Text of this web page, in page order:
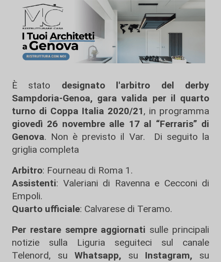
È stato designato l'arbitro del derby
Sampdoria-Genoa, gara valida per il quarto
turno di Coppa Italia 2020/21, in programma
giovedì 26 novembre alle 17 al “Ferraris” di
Genova. Non è previsto il Var. Di seguito la
griglia completa
Arbitro: Fourneau di Roma 1.
Assistenti: Valeriani di Ravenna e Cecconi di
Empoli.
Quarto ufficiale: Calvarese di Teramo.
Per restare sempre aggiornati sulle principali
notizie sulla Liguria seguiteci sul canale
Telenord, su
Whatsapp, su Instagram, su